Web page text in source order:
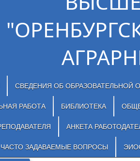
СВЕДЕНИЯ ОБ ОБРАЗОВАТЕЛЬНОЙ
РАБОТА БИБЛИОТЕКА
АНКЕТА
ЧАСТО ЗАДАВАЕМЫЕ ВОПРОСЫ